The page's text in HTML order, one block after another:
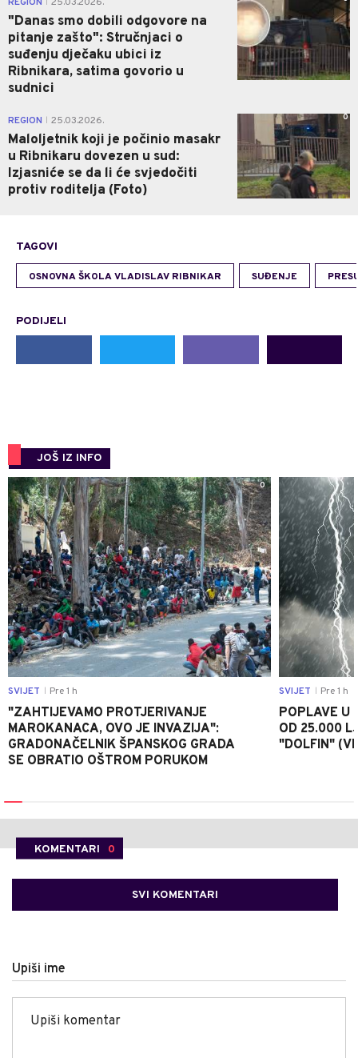
REGION 25.03.2026.
"Danas smo dobili odgovore na
pitanje zašto": Stručnjaci o
suđenju dječaku ubici iz
Ribnikara, satima govorio u
sudnici
REGION 25.03.2026.
Maloljetnik koji je počinio masakr
u Ribnikaru dovezen u sud:
Izjasniće se da li će svjedočiti
protiv roditelja (Foto)
0
TAGOVI
OSNOVNA ŠKOLA VLADISLAV RIBNIKAR SUĐENJE
PODIJELI
JOŠ IZ INFO
0
SVIJET Pre 1 h
"ZAHTIJEVAMO PROTJERIVANJE
MAROKANACA, OVO JE INVAZIJA":
GRADONAČELNIK ŠPANSKOG GRADA
SE OBRATIO OŠTROM PORUKOM
SVIJET Pre 1 h
POPLAVE U
OD 25.000
"DOLFIN"
KOMENTARI 0
SVI KOMENTARI
Upiši ime